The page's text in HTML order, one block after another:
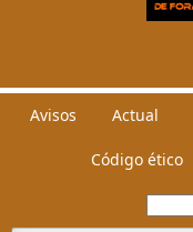
Avisos Actual
Código ético